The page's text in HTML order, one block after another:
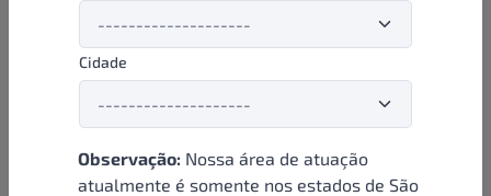
Cidade
Observação: Nossa área de atuação
atualmente é somente nos estados de São
Formas de pagamento
Institucional